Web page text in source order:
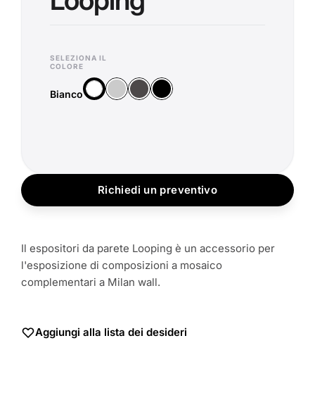
SELEZIONA IL
COLORE
Bianco
BiancoArgentoAntraciteNero
Richiedi un preventivo
Il espositori da parete Looping è un accessorio per
l'esposizione di composizioni a mosaico
complementari a Milan wall.
Aggiungi alla lista dei desideri